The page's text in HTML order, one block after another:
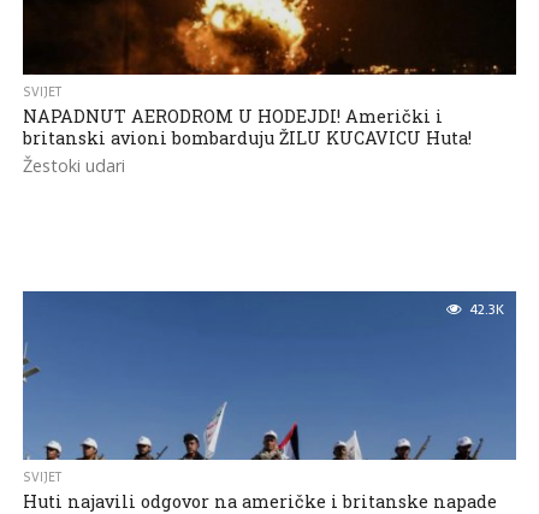
SVIJET
NAPADNUT AERODROM U HODEJDI! Američki i
britanski avioni bombarduju ŽILU KUCAVICU Huta!
Žestoki udari
42.3K
SVIJET
Huti najavili odgovor na američke i britanske napade